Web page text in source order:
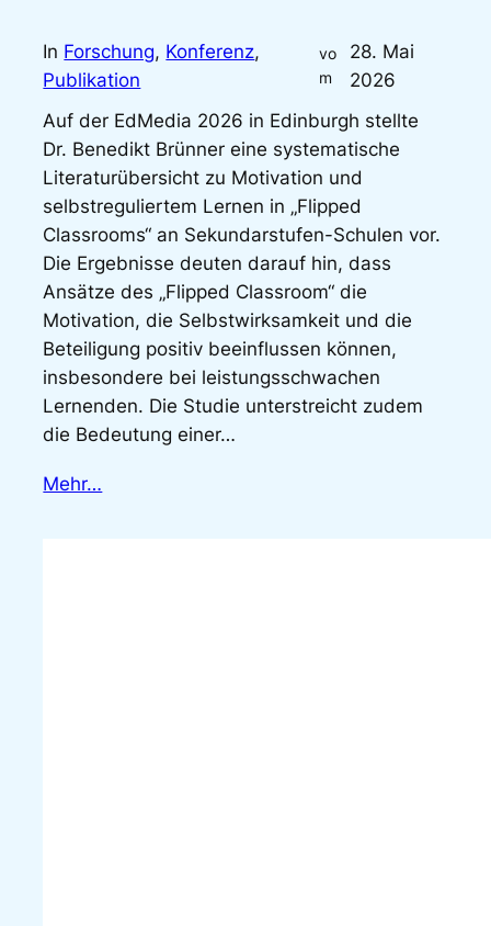
In Forschung, Konferenz
Publikation
vo
m
28. Mai
2026
Auf der EdMedia 2026 in Edinburgh stellte
Dr. Benedikt Brünner eine systematische
Literaturübersicht zu Motivation und
selbstreguliertem Lernen in „Flipped
Classrooms“ an Sekundarstufen-Schulen vor.
Die Ergebnisse deuten darauf hin, dass
Ansätze des „Flipped Classroom“ die
Motivation, die Selbstwirksamkeit und die
Beteiligung positiv beeinflussen können,
insbesondere bei leistungsschwachen
Lernenden. Die Studie unterstreicht zudem
die Bedeutung einer…
Mehr…